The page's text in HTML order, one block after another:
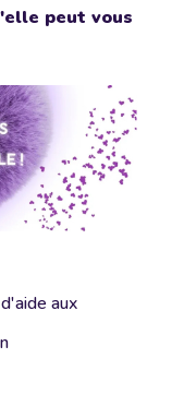
peut vous
aux